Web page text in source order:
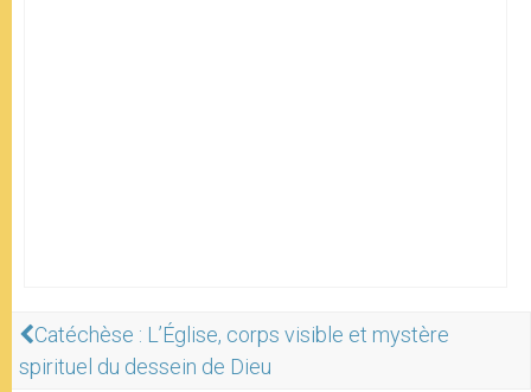
Catéchèse : L’Église, corps visible et mystère
spirituel du dessein de Dieu